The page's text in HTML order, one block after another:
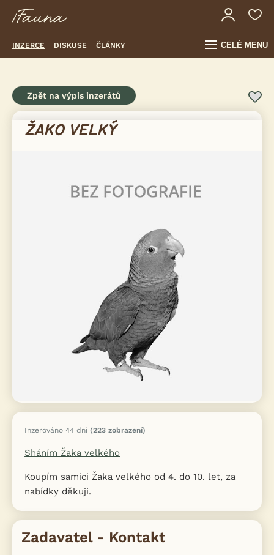
INZERCE DISKUSE ČLÁNKY CELÉ MENU
Zpět na výpis inzerátů
Inzerováno 44 dní (223 zobrazení)
Sháním Žaka velkého
Koupím samici Žaka velkého od 4. do 10. let, za
nabídky děkuji.
Zadavatel - Kontakt
ŽAKO VELKÝ